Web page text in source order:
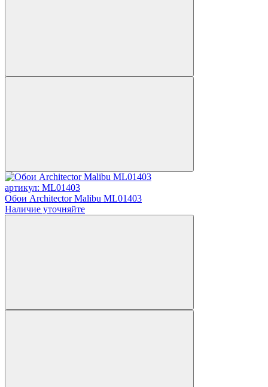
артикул: ML01403
Обои Architector Malibu ML01403
Наличие уточняйте